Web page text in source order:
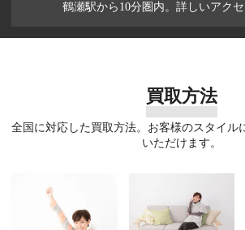
鶴瀬駅から10分圏内。詳しいアク
買取方法
全国に対応した買取方法。お客様のスタイル
いただけます。